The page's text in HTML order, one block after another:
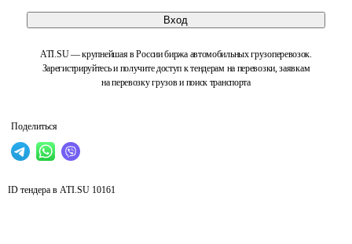
Вход
ATI.SU — крупнейшая в России биржа автомобильных грузоперевозок.
Зарегистрируйтесь и получите доступ к тендерам на перевозки, заявкам
на перевозку грузов и поиск транспорта
Поделиться
ID тендера в ATI.SU 10161